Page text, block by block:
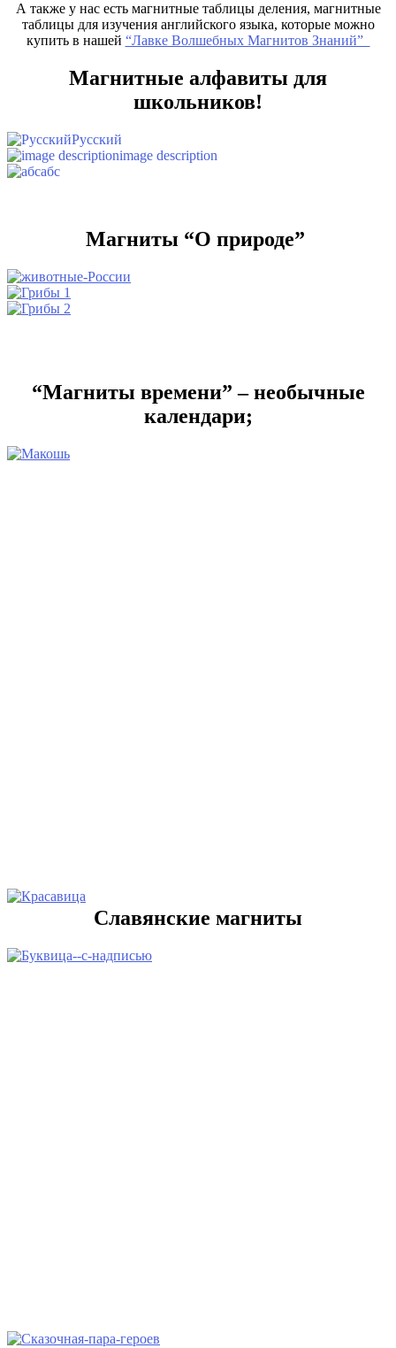
А также у нас есть магнитные таблицы деления, магнитные
таблицы для изучения английского языка, которые можно
купить в нашей “Лавке Волшебных Магнитов Знаний”
Магнитные алфавиты для
школьников!
Русский
image description
абс
Магниты “О природе”
“Магниты времени” – необычные
календари;
Славянские магниты